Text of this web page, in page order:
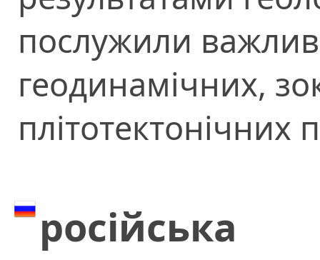
послужили
геодинамічних,
плітотектонічних
російська